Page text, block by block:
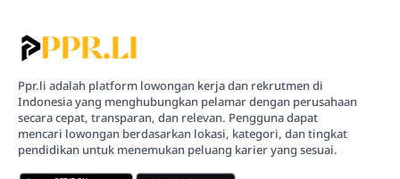
Ppr.li adalah platform lowongan kerja dan rekrutmen di
Indonesia yang menghubungkan pelamar dengan perusahaan
secara cepat, transparan, dan relevan. Pengguna dapat
mencari lowongan berdasarkan lokasi, kategori, dan tingkat
pendidikan untuk menemukan peluang karier yang sesuai.